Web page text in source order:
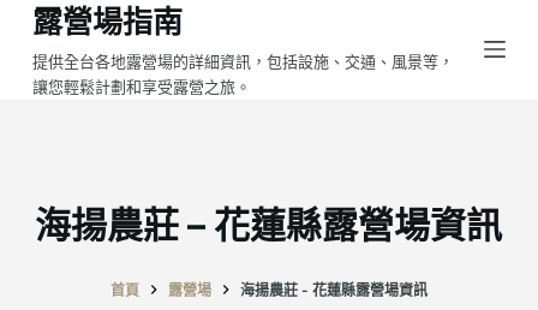
跳
至
主
露營場指南
提供全台各地露營場的詳細資訊，包括設施、交通、風景等，
讓您輕鬆計劃和享受露營之旅。
海揚農莊 – 花蓮縣露營場資訊
首頁 露營場 海揚農莊 - 花蓮縣露營場資訊